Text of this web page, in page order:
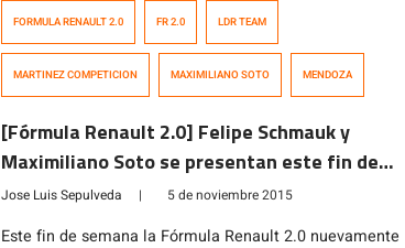
en la undécima posición, mientras que Soto Zurita
abandonó en la última vuelta. En la […]
FORMULA RENAULT 2.0 FR 2.0 LDR TEAM
MARTINEZ COMPETICION MAXIMILIANO SOTO MENDOZA
[Fórmula Renault 2.0] Felipe Schmauk y
Maximiliano Soto se presentan este fin de
semana en Mendoza
Jose Luis Sepulveda | 5 de noviembre 2015
Este fin de semana la Fórmula Renault 2.0 nuevamente